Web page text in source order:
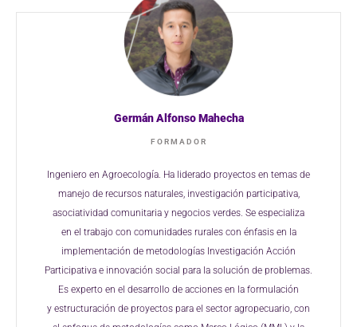
Germán Alfonso Mahecha
FORMADOR
Ingeniero en Agroecología. Ha liderado proyectos en temas de
manejo de recursos naturales, investigación participativa,
asociatividad comunitaria y negocios verdes. Se especializa
en el trabajo con comunidades rurales con énfasis en la
implementación de metodologías Investigación Acción
Participativa e innovación social para la solución de problemas.
Es experto en el desarrollo de acciones en la formulación
y estructuración de proyectos para el sector agropecuario, con